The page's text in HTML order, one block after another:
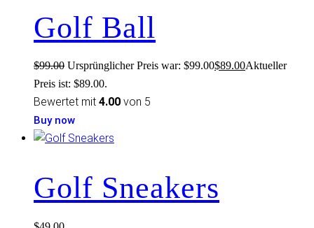
Golf Ball
$99.00 Ursprünglicher Preis war: $99.00$89.00Aktueller
Preis ist: $89.00.
Bewertet mit 4.00 von 5
Buy now
Golf Sneakers